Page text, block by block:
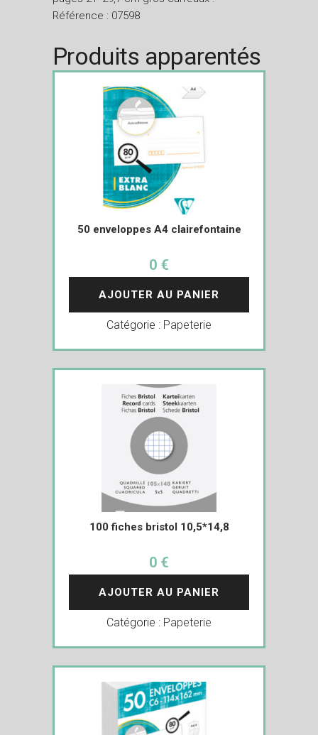
Référence : 07598
Produits apparentés
50 enveloppes A4 clairefontaine
0 €
AJOUTER AU PANIER
Catégorie : Papeterie
100 fiches bristol 10,5*14,8
0 €
AJOUTER AU PANIER
Catégorie : Papeterie